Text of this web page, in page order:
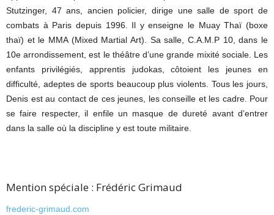
Stutzinger, 47 ans, ancien policier, dirige une salle de sport de
combats à Paris depuis 1996. Il y enseigne le Muay Thaï (boxe
thaï) et le MMA (Mixed Martial Art). Sa salle, C.A.M.P 10, dans le
10e arrondissement, est le théâtre d’une grande mixité sociale. Les
enfants privilégiés, apprentis judokas, côtoient les jeunes en
difficulté, adeptes de sports beaucoup plus violents. Tous les jours,
Denis est au contact de ces jeunes, les conseille et les cadre. Pour
se faire respecter, il enfile un masque de dureté avant d’entrer
dans la salle où la discipline y est toute militaire.
Mention spéciale : Frédéric Grimaud
frederic-grimaud.com